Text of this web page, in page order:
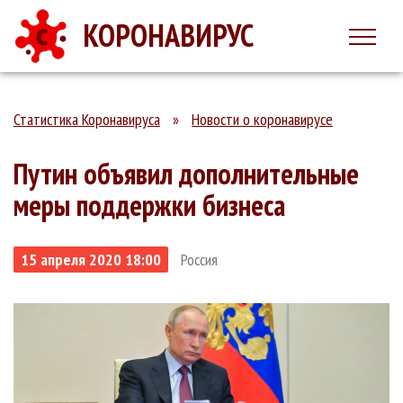
КОРОНАВИРУС
Статистика Коронавируса » Новости о коронавирусе
Путин объявил дополнительные
меры поддержки бизнеса
15 апреля 2020 18:00 Россия